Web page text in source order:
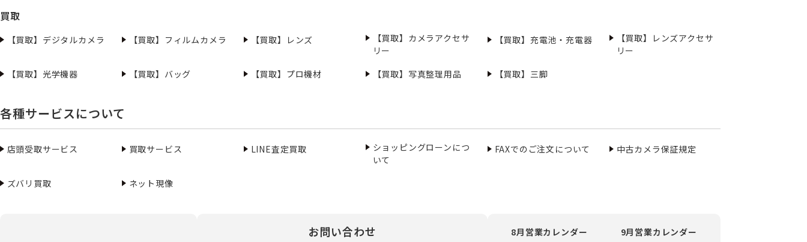
買取
【買取】デジタルカメラ 【買取】フィルムカメラ 【買取】レンズ
【買取】カメラアクセサ
リー
【買取】充電池・充電器
【買取】レンズアクセサ
リー
【買取】光学機器
【買取】バッグ 【買取】プロ機材 【買取】写真整理用品 【買取】三脚
各種サービスについて
店頭受取サービス 買取サービス LINE査定買取
ショッピングローンにつ
いて
FAXでのご注文について 中古カメラ保証規定
ズバリ買取 ネット現像
お問い合わせ 8月営業カレンダー 9月営業カレンダー